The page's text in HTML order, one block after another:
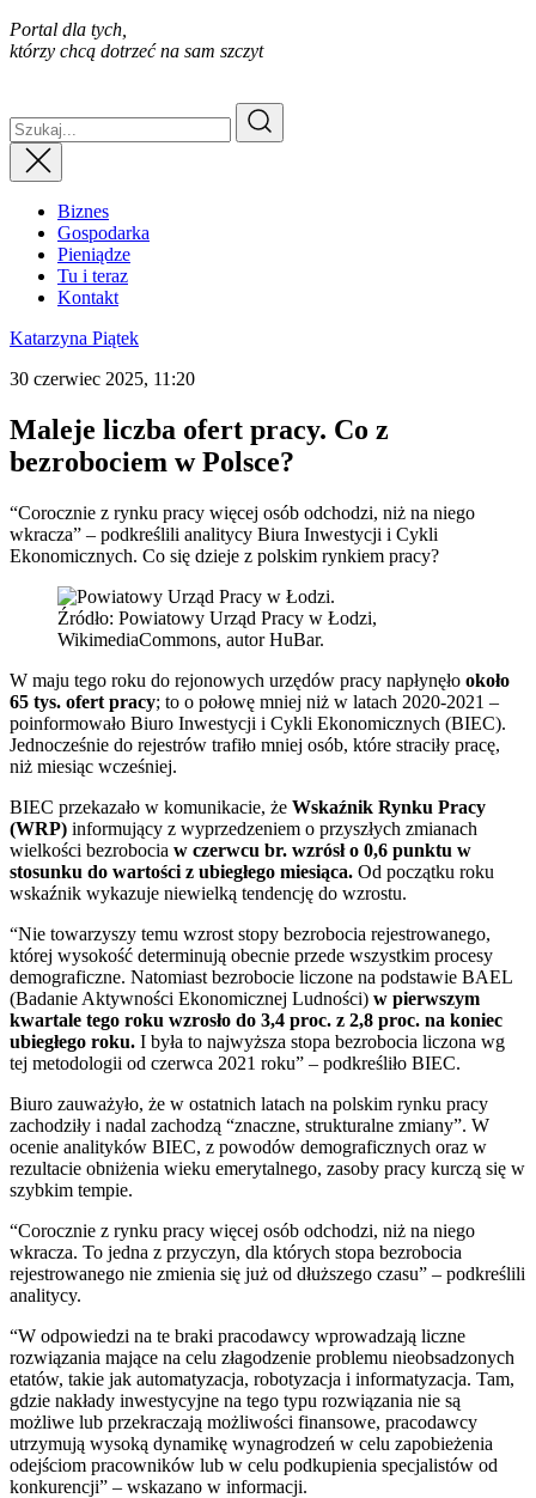
Portal dla tych,
którzy chcą dotrzeć na sam szczyt
Biznes
Gospodarka
Pieniądze
Tu i teraz
Kontakt
Katarzyna Piątek
30 czerwiec 2025, 11:20
Maleje liczba ofert pracy. Co z
bezrobociem w Polsce?
“Corocznie z rynku pracy więcej osób odchodzi, niż na niego
wkracza” – podkreślili analitycy Biura Inwestycji i Cykli
Ekonomicznych. Co się dzieje z polskim rynkiem pracy?
Źródło: Powiatowy Urząd Pracy w Łodzi,
WikimediaCommons, autor HuBar.
W maju tego roku do rejonowych urzędów pracy napłynęło około
65 tys. ofert pracy; to o połowę mniej niż w latach 2020-2021 –
poinformowało Biuro Inwestycji i Cykli Ekonomicznych (BIEC).
Jednocześnie do rejestrów trafiło mniej osób, które straciły pracę,
niż miesiąc wcześniej.
BIEC przekazało w komunikacie, że Wskaźnik Rynku Pracy
(WRP) informujący z wyprzedzeniem o przyszłych zmianach
wielkości bezrobocia w czerwcu br. wzrósł o 0,6 punktu w
stosunku do wartości z ubiegłego miesiąca. Od początku roku
wskaźnik wykazuje niewielką tendencję do wzrostu.
“Nie towarzyszy temu wzrost stopy bezrobocia rejestrowanego,
której wysokość determinują obecnie przede wszystkim procesy
demograficzne. Natomiast bezrobocie liczone na podstawie BAEL
(Badanie Aktywności Ekonomicznej Ludności) w pierwszym
kwartale tego roku wzrosło do 3,4 proc. z 2,8 proc. na koniec
ubiegłego roku. I była to najwyższa stopa bezrobocia liczona wg
tej metodologii od czerwca 2021 roku” – podkreśliło BIEC.
Biuro zauważyło, że w ostatnich latach na polskim rynku pracy
zachodziły i nadal zachodzą “znaczne, strukturalne zmiany”. W
ocenie analityków BIEC, z powodów demograficznych oraz w
rezultacie obniżenia wieku emerytalnego, zasoby pracy kurczą się w
szybkim tempie.
“Corocznie z rynku pracy więcej osób odchodzi, niż na niego
wkracza. To jedna z przyczyn, dla których stopa bezrobocia
rejestrowanego nie zmienia się już od dłuższego czasu” – podkreślili
analitycy.
“W odpowiedzi na te braki pracodawcy wprowadzają liczne
rozwiązania mające na celu złagodzenie problemu nieobsadzonych
etatów, takie jak automatyzacja, robotyzacja i informatyzacja. Tam,
gdzie nakłady inwestycyjne na tego typu rozwiązania nie są
możliwe lub przekraczają możliwości finansowe, pracodawcy
utrzymują wysoką dynamikę wynagrodzeń w celu zapobieżenia
odejściom pracowników lub w celu podkupienia specjalistów od
konkurencji” – wskazano w informacji.